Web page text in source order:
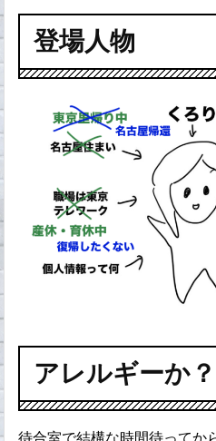
登場人物
アレルギーか？